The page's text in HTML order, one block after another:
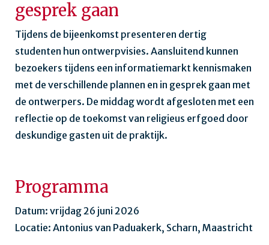
gesprek gaan
Tijdens de bijeenkomst presenteren dertig
studenten hun ontwerpvisies. Aansluitend kunnen
bezoekers tijdens een informatiemarkt kennismaken
met de verschillende plannen en in gesprek gaan met
de ontwerpers. De middag wordt afgesloten met een
reflectie op de toekomst van religieus erfgoed door
deskundige gasten uit de praktijk.
Programma
Datum: vrijdag 26 juni 2026
Locatie: Antonius van Paduakerk, Scharn, Maastricht